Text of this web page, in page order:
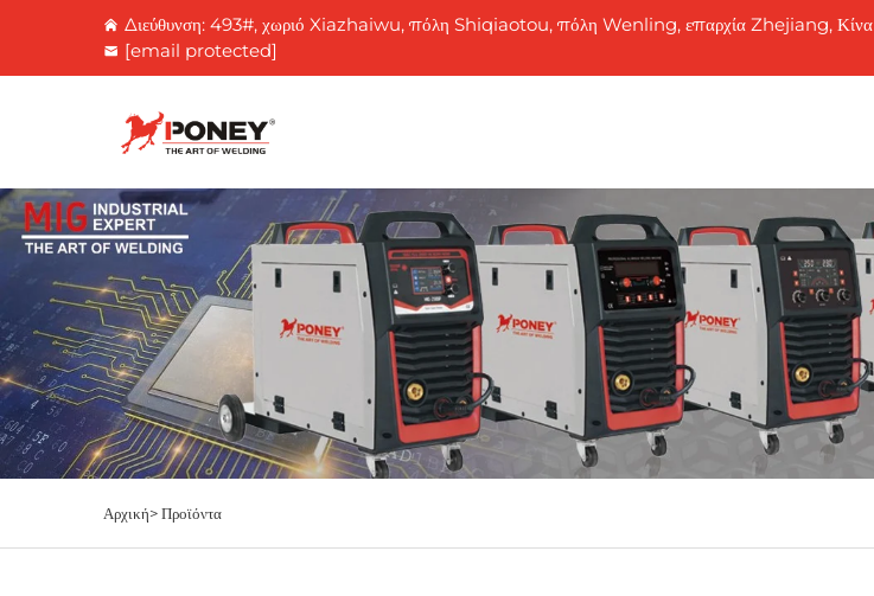
Διεύθυνση: 493#, χωριό Xiazhaiwu, πόλη Shiqiaotou, πόλη Wenling, επαρχία Zhejiang, Κίνα
[email protected]
Αρχική>Προϊόντα